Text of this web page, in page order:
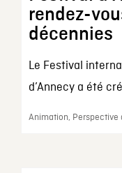
rendez-
décennies
Le Festival
d’Annecy a été
Animation, Perspective